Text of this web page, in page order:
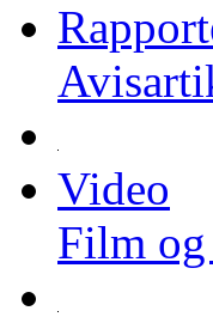
Video
Film og